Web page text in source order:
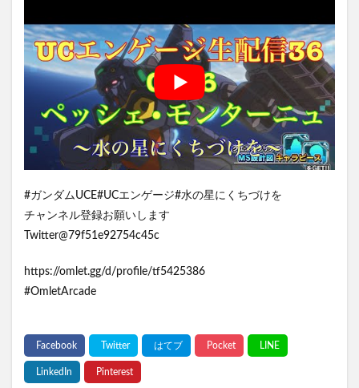
#ガンダムUCE#UCエンゲージ#水の星にくちづけを
チャンネル登録お願いします
Twitter@79f51e92754c45c
https://omlet.gg/d/profile/tf5425386
#OmletArcade